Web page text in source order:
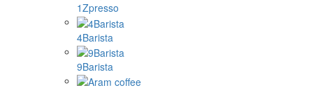
1Zpresso
4Barista
9Barista